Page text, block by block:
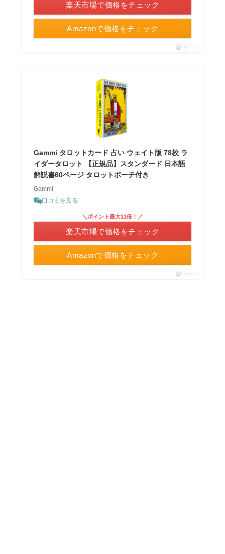
Amazonで価格をチェック
楽天市場で価格をチェック
ポチップ
Gammi タロットカード 占い ウェイト版 78枚 ラ
イダータロット 【正規品】スタンダード 日本語
解説書60ページ タロットポーチ付き
Gammi
口コミを見る
Amazonで価格をチェック
＼ポイント最大11倍！／
楽天市場で価格をチェック
ポチップ